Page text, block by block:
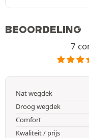
BEOORDELING
7
Nat wegdek
Droog wegdek
Comfort
Kwaliteit / prijs